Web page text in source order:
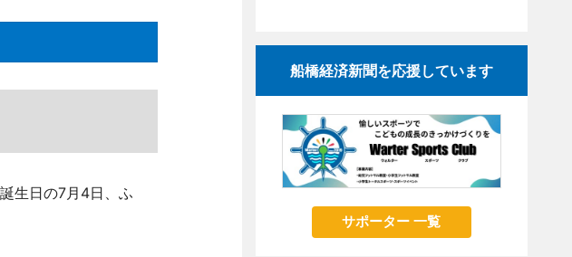
生日の7月4日、ふ
船橋経済新聞を応援しています
サポーター 一覧